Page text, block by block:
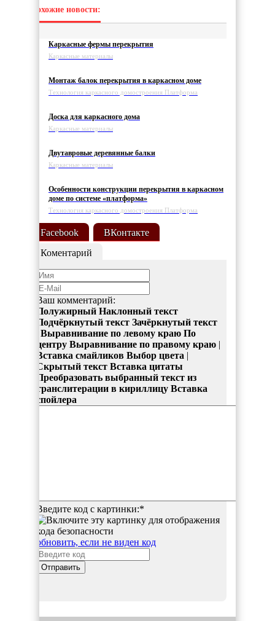
Похожие новости:
Каркасные фермы перекрытия
Каркасные материалы
Монтаж балок перекрытия в каркасном доме
Технология каркасного домостроения Платформа
Доска для каркасного дома
Каркасные материалы
Двутавровые деревянные балки
Каркасные материалы
Особенности конструкции перекрытия в каркасном
доме по системе «платформа»
Технология каркасного домостроения Платформа
Facebook
ВКонтакте
Коментарий
Ваш комментарий:
Полужирный Наклонный текст
Подчёркнутый текст Зачёркнутый текст
Выравнивание по левому краю По
центру Выравнивание по правому краю |
Вставка смайликов Выбор цвета |
Скрытый текст Вставка цитаты
Преобразовать выбранный текст из
транслитерации в кириллицу Вставка
спойлера
Введите код с картинки:*
обновить, если не виден код
Отправить